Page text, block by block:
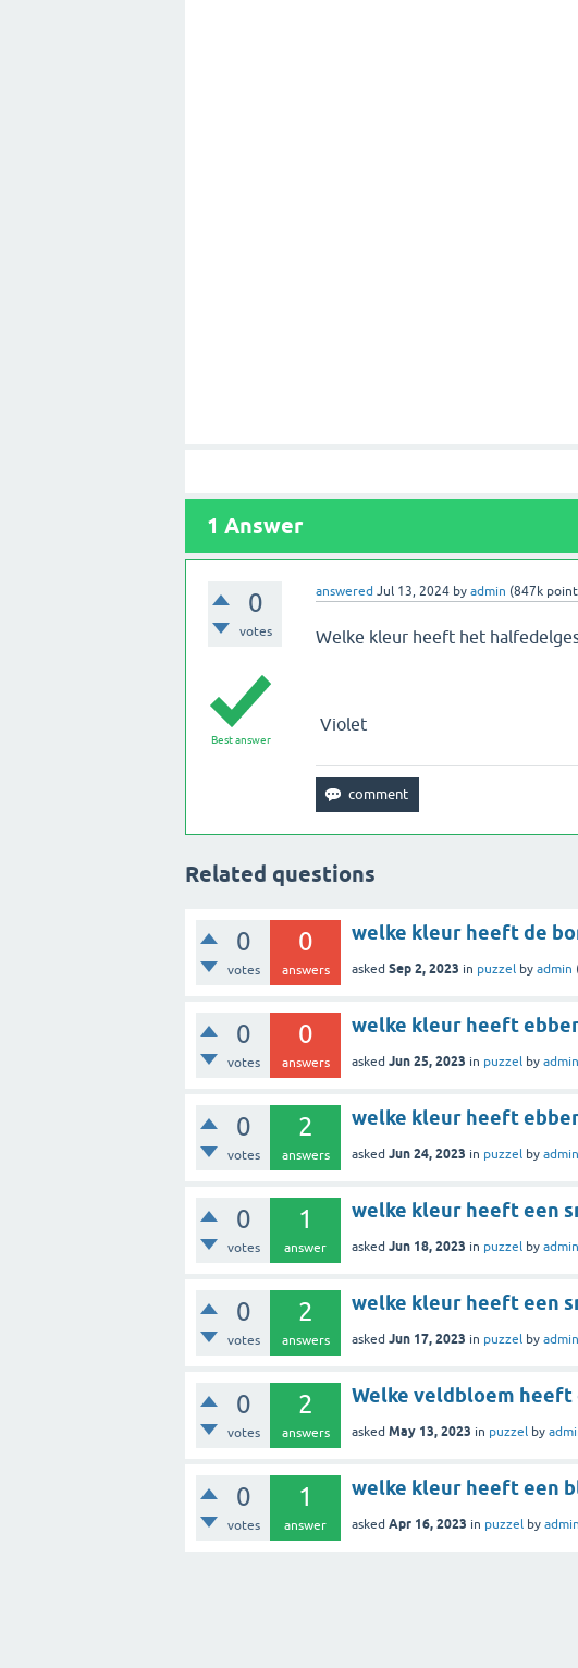
1 Answer
0
votes
answered Jul 13, 2024 by admin (847k
Best answer
Welke kleur heeft het
Violet
Related questions
0
votes
0
answers
welke kleur heeft de
asked Sep 2, 2023 in puzzel by admin
0
votes
0
answers
welke kleur heeft
asked Jun 25, 2023 in puzzel by admin
0
votes
2
answers
welke kleur heeft
asked Jun 24, 2023 in puzzel by admin
0
votes
1
answer
welke kleur heeft een
asked Jun 18, 2023 in puzzel by admin
0
votes
2
answers
welke kleur heeft een
asked Jun 17, 2023 in puzzel by admin
0
votes
2
answers
Welke veldbloem heeft
asked May 13, 2023 in puzzel by
0
votes
1
answer
welke kleur heeft een
asked Apr 16, 2023 in puzzel by admin